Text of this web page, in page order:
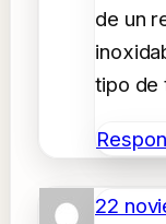
de un
tipo de
22